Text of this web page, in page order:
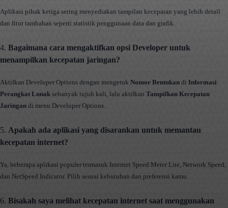
Aplikasi pihak ketiga sering menyediakan tampilan kecepatan yang lebih detail
dan fitur tambahan seperti statistik penggunaan data dan grafik.
4. Bagaimana cara mengaktifkan opsi Developer untuk
menampilkan kecepatan jaringan?
Aktifkan Developer Options dengan mengetuk Nomor Bentukan di Informasi
Perangkat Lunak sebanyak tujuh kali, lalu aktifkan Tampilkan Kecepatan
Jaringan di menu Developer Options.
5. Apakah ada aplikasi yang disarankan untuk memantau
kecepatan internet?
Ya, beberapa aplikasi populer termasuk Internet Speed Meter Lite, Network Speed,
dan NetSpeed Indicator. Pilih sesuai kebutuhan dan preferensi kamu.
6. Bisakah saya melihat kecepatan internet saat menggunakan